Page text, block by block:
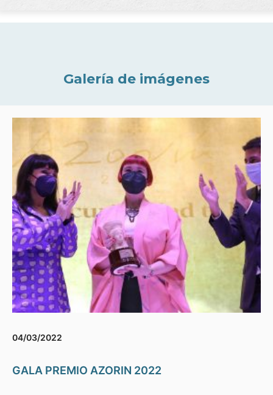
Galería de imágenes
04/03/2022
GALA PREMIO AZORIN 2022